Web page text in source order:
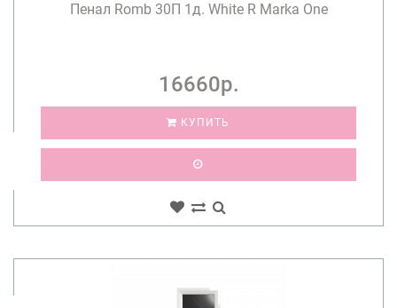
Пенал Romb 30П 1д. White R Marka One
16660р.
КУПИТЬ